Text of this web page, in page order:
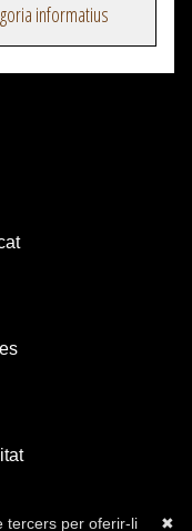
informatius
✖
tercers per oferir-li